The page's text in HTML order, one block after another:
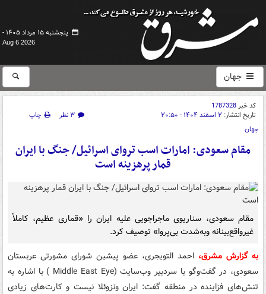
پنجشنبه ۱۵ مرداد ۱۴۰۵ -
Aug 6 2026
جهان
کد خبر1787328
تاریخ انتشار: ۲ اسفند ۱۴۰۴ - ۲۰:۵۰ ۳ نظر
چاپ
جهان
مقام سعودی: امارات اسب تروای اسرائیل/ جنگ با ایران
قمار پرهزینه است
مقام سعودی، سناریوی ماجراجویی علیه ایران را «قماری عظیم، کاملاً
غیرواقع‌بینانه وبه‌شدت بی‌پروا» توصیف کرد.
به گزارش مشرق، احمد التویجری، عضو پیشین شورای مشورتی عربستان
سعودی، در گفت‌وگو با سردبیر وب‌سایت (Middle East Eye ) با اشاره به
تنش‌های فزاینده در منطقه گفت: ایران ونزوئلا نیست و کارت‌های زیادی